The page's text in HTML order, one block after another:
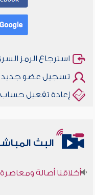
استرجاع الرمز
تسجيل عضو جديد
إعادة تفعيل حساب
البث